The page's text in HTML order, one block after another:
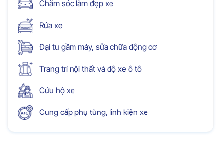
Chăm sóc làm đẹp xe
Rửa xe
Đại tu gầm máy, sửa chữa động cơ
Trang trí nội thất và độ xe ô tô
Cứu hộ xe
Cung cấp phụ tùng, linh kiện xe